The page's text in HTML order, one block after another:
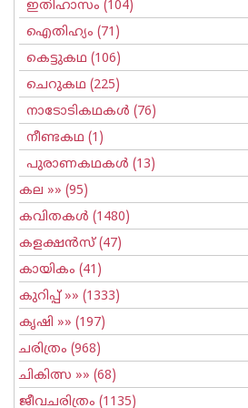
ഇതിഹാസം (104)
ഐതിഹ്യം (71)
കെട്ടുകഥ (106)
ചെറുകഥ (225)
നാടോടികഥകള്‍ (76)
നീണ്ടകഥ (1)
പുരാണകഥകള്‍ (13)
കല »» (95)
കവിതകള്‍ (1480)
കളക്ഷന്‍സ്(47)
കായികം (41)
കുറിപ്പ്‌ »» (1333)
കൃഷി »» (197)
ചരിത്രം (968)
ചികിത്സ »» (68)
ജീവചരിത്രം (1135)